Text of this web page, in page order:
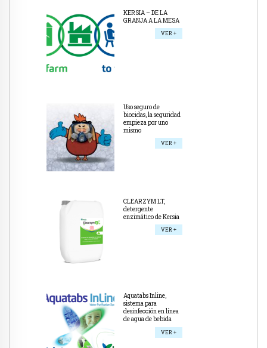
KERSIA – DE LA
GRANJA A LA MESA
VER +
Uso seguro de
biocidas, la seguridad
empieza por uno
mismo
VER +
CLEARZYM LT,
detergente
enzimático de Kersia
VER +
Aquatabs Inline,
sistema para
desinfección en línea
de agua de bebida
VER +